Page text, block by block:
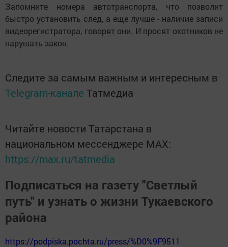
Запомните номера автотранспорта, что позволит
быстро установить след, а еще лучше - наличие записи
видеорегистратора, говорят они. И просят охотников не
нарушать закон.
Следите за самым важным и интересным в
Telegram-канале Татмедиа
Читайте новости Татарстана в
национальном мессенджере MАХ:
https://max.ru/tatmedia
Подписаться на газету "Светлый
путь" и узнать о жизни Тукаевского
района
https://podpiska.pochta.ru/press/%D0%9F9511